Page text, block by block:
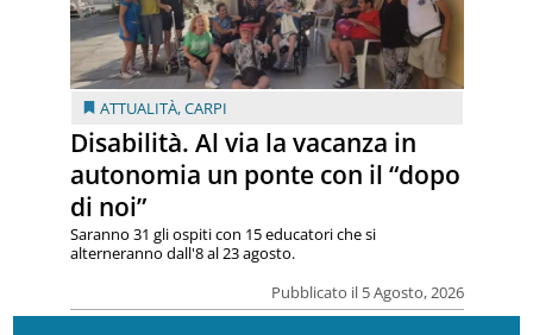
ATTUALITÀ,CARPI
Disabilità. Al via la vacanza in
autonomia un ponte con il “dopo
di noi”
Pubblicato il 5 Agosto, 2026
Saranno 31 gli ospiti con 15 educatori che si
alterneranno dall'8 al 23 agosto.